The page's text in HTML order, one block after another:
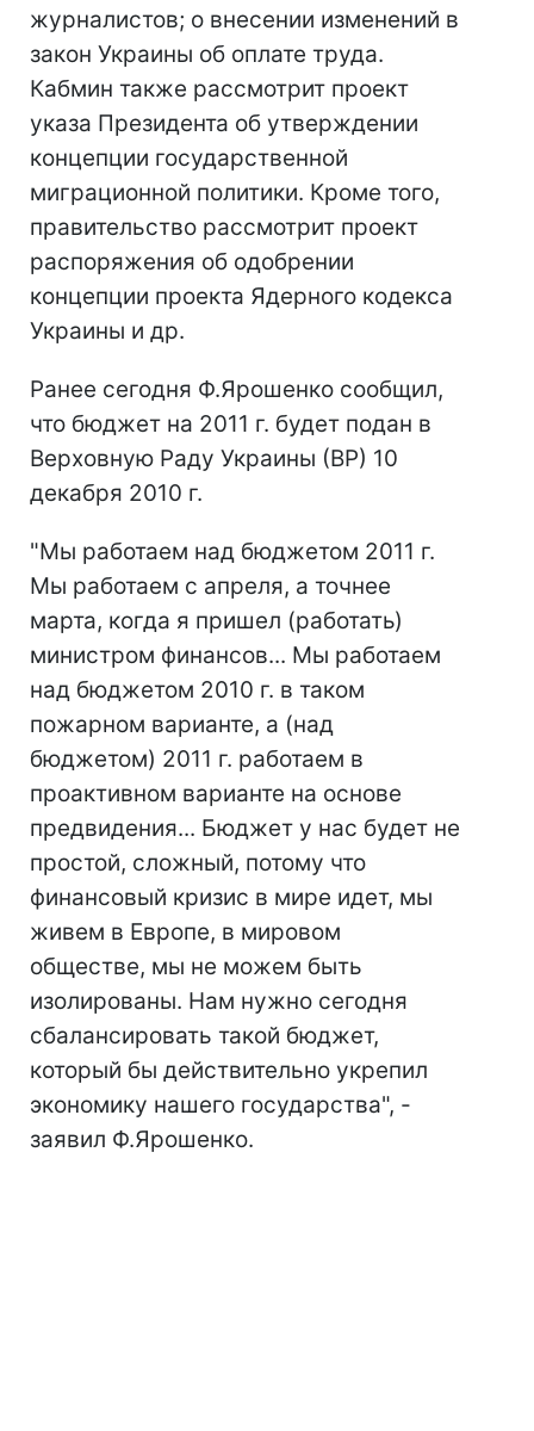
журналистов; о внесении изменений в
закон Украины об оплате труда.
Кабмин также рассмотрит проект
указа Президента об утверждении
концепции государственной
миграционной политики. Кроме того,
правительство рассмотрит проект
распоряжения об одобрении
концепции проекта Ядерного кодекса
Украины и др.
Ранее сегодня Ф.Ярошенко сообщил,
что бюджет на 2011 г. будет подан в
Верховную Раду Украины (ВР) 10
декабря 2010 г.
"Мы работаем над бюджетом 2011 г.
Мы работаем с апреля, а точнее
марта, когда я пришел (работать)
министром финансов... Мы работаем
над бюджетом 2010 г. в таком
пожарном варианте, а (над
бюджетом) 2011 г. работаем в
проактивном варианте на основе
предвидения... Бюджет у нас будет не
простой, сложный, потому что
финансовый кризис в мире идет, мы
живем в Европе, в мировом
обществе, мы не можем быть
изолированы. Нам нужно сегодня
сбалансировать такой бюджет,
который бы действительно укрепил
экономику нашего государства", -
заявил Ф.Ярошенко.